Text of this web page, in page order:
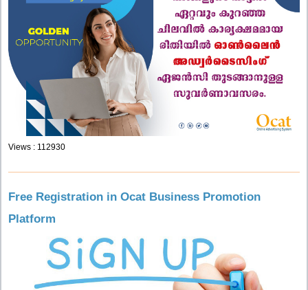
Views : 112930
Free Registration in Ocat Business Promotion
Platform